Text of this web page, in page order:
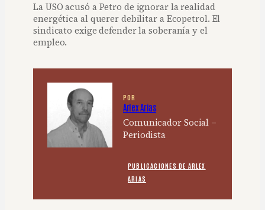
La USO acusó a Petro de ignorar la realidad
energética al querer debilitar a Ecopetrol. El
sindicato exige defender la soberanía y el
empleo.
POR
Arlex Arias
Comunicador Social –
Periodista
PUBLICACIONES DE ARLEX
ARIAS